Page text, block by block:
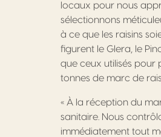
locaux pour nous
sélectionnons
à ce que les raisins
figurent le Glera, le
que ceux utilisés
tonnes de marc de
« À la réception du
sanitaire. Nous
immédiatement tout